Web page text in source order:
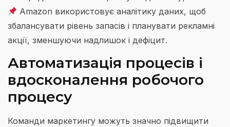
Amazon використовує аналітику даних, щоб
збалансувати рівень запасів і планувати рекламні
акції, зменшуючи надлишок і дефіцит.
Автоматизація процесів і
вдосконалення робочого
процесу
Команди маркетингу можуть значно підвищити